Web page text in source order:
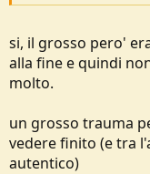
si, il grosso pero'
alla fine e quindi
molto.
un grosso trauma
vedere finito (e tra
autentico)